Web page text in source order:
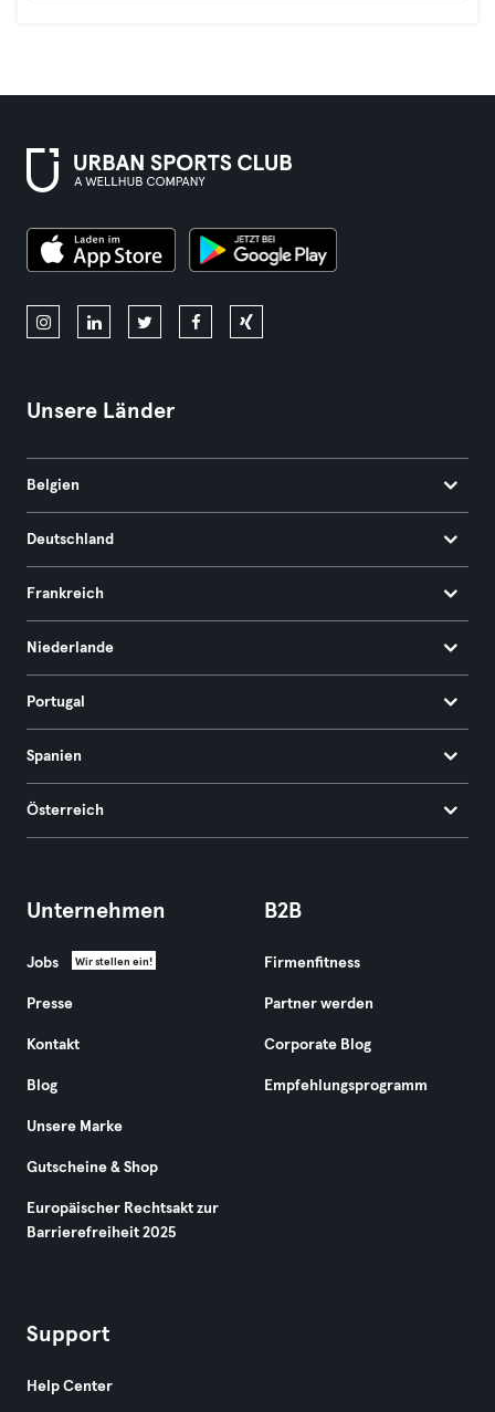
Unsere Länder
Belgien
Deutschland
Frankreich
Niederlande
Portugal
Spanien
Österreich
Unternehmen
Jobs Wir stellen ein!
Presse
Kontakt
Blog
Unsere Marke
Gutscheine & Shop
Europäischer Rechtsakt zur
Barrierefreiheit 2025
B2B
Firmenfitness
Partner werden
Corporate Blog
Empfehlungsprogramm
Support
Help Center